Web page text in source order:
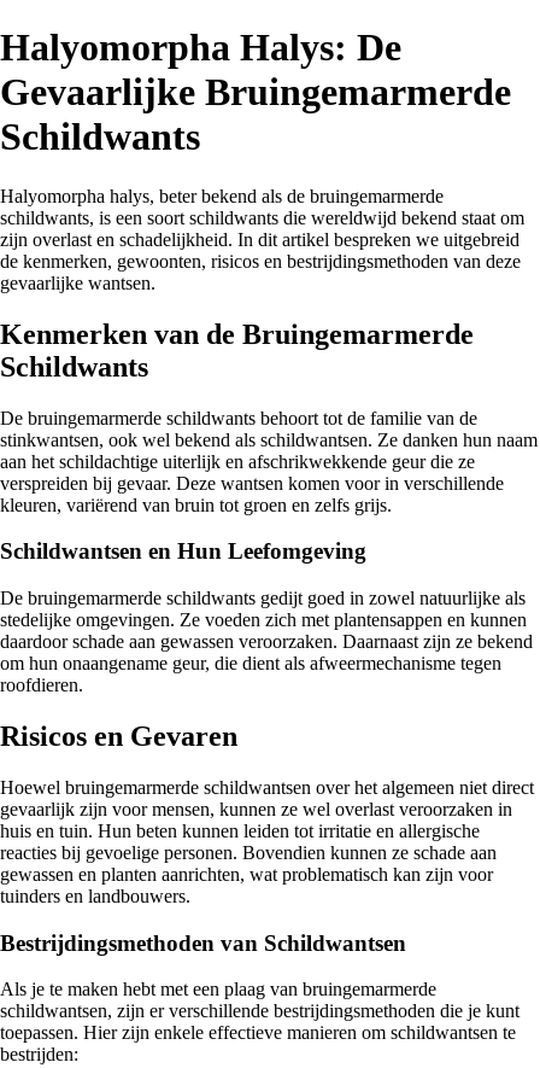
Halyomorpha Halys: De
Gevaarlijke Bruingemarmerde
Schildwants
Halyomorpha halys, beter bekend als de bruingemarmerde
schildwants, is een soort schildwants die wereldwijd bekend staat om
zijn overlast en schadelijkheid. In dit artikel bespreken we uitgebreid
de kenmerken, gewoonten, risicos en bestrijdingsmethoden van deze
gevaarlijke wantsen.
Kenmerken van de Bruingemarmerde
Schildwants
De bruingemarmerde schildwants behoort tot de familie van de
stinkwantsen, ook wel bekend als schildwantsen. Ze danken hun naam
aan het schildachtige uiterlijk en afschrikwekkende geur die ze
verspreiden bij gevaar. Deze wantsen komen voor in verschillende
kleuren, variërend van bruin tot groen en zelfs grijs.
Schildwantsen en Hun Leefomgeving
De bruingemarmerde schildwants gedijt goed in zowel natuurlijke als
stedelijke omgevingen. Ze voeden zich met plantensappen en kunnen
daardoor schade aan gewassen veroorzaken. Daarnaast zijn ze bekend
om hun onaangename geur, die dient als afweermechanisme tegen
roofdieren.
Risicos en Gevaren
Hoewel bruingemarmerde schildwantsen over het algemeen niet direct
gevaarlijk zijn voor mensen, kunnen ze wel overlast veroorzaken in
huis en tuin. Hun beten kunnen leiden tot irritatie en allergische
reacties bij gevoelige personen. Bovendien kunnen ze schade aan
gewassen en planten aanrichten, wat problematisch kan zijn voor
tuinders en landbouwers.
Bestrijdingsmethoden van Schildwantsen
Als je te maken hebt met een plaag van bruingemarmerde
schildwantsen, zijn er verschillende bestrijdingsmethoden die je kunt
toepassen. Hier zijn enkele effectieve manieren om schildwantsen te
bestrijden: